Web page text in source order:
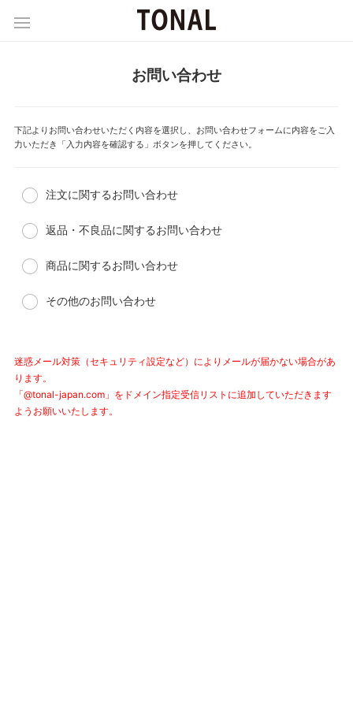
お問い合わせ
下記よりお問い合わせいただく内容を選択し、お問い合わせフォームに内容をご入
力いただき「入力内容を確認する」ボタンを押してください。
注文に関するお問い合わせ
返品・不良品に関するお問い合わせ
商品に関するお問い合わせ
その他のお問い合わせ
迷惑メール対策（セキュリティ設定など）によりメールが届かない場合があ
ります。
「@tonal-japan.com」をドメイン指定受信リストに追加していただきます
ようお願いいたします。